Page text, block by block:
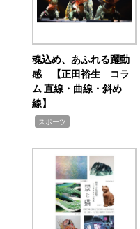
魂込め、あふれる躍動
感 【正田裕生 コラ
ム 直線・曲線・斜め
線】
スポーツ